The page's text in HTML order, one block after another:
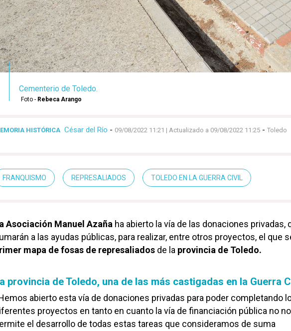
Cementerio de Toledo.
Foto - Rebeca Arango
HISTÓRICA César del Río - 09/08/2022 11:21 | Actualizado a 09/08/2022 11:25 - Toledo
FRANQUISMO REPRESALIADOS TOLEDO EN LA GUERRA CIVIL
Asociación Manuel Azaña ha abierto la vía de las donaciones privadas,
a las ayudas públicas, para realizar, entre otros proyectos, el que
mapa de fosas de represaliados de la provincia de Toledo.
provincia de Toledo, una de las más castigadas en la Guerra
abierto esta vía de donaciones privadas para poder completando
proyectos en tanto en cuanto la vía de financiación pública no
el desarrollo de todas estas tareas que consideramos de suma